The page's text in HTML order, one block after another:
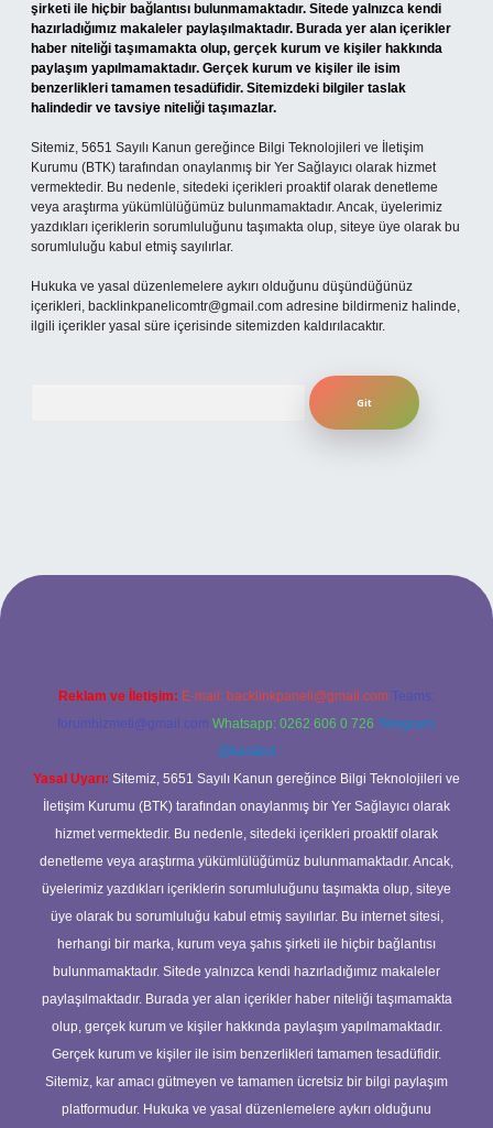
şirketi ile hiçbir bağlantısı bulunmamaktadır. Sitede yalnızca kendi
hazırladığımız makaleler paylaşılmaktadır. Burada yer alan içerikler
haber niteliği taşımamakta olup, gerçek kurum ve kişiler hakkında
paylaşım yapılmamaktadır. Gerçek kurum ve kişiler ile isim
benzerlikleri tamamen tesadüfidir. Sitemizdeki bilgiler taslak
halindedir ve tavsiye niteliği taşımazlar.
Sitemiz, 5651 Sayılı Kanun gereğince Bilgi Teknolojileri ve İletişim
Kurumu (BTK) tarafından onaylanmış bir Yer Sağlayıcı olarak hizmet
vermektedir. Bu nedenle, sitedeki içerikleri proaktif olarak denetleme
veya araştırma yükümlülüğümüz bulunmamaktadır. Ancak, üyelerimiz
yazdıkları içeriklerin sorumluluğunu taşımakta olup, siteye üye olarak bu
sorumluluğu kabul etmiş sayılırlar.
Hukuka ve yasal düzenlemelere aykırı olduğunu düşündüğünüz
içerikleri, backlinkpanelicomtr@gmail.com adresine bildirmeniz halinde,
ilgili içerikler yasal süre içerisinde sitemizden kaldırılacaktır.
giriş
Reklam ve İletişim: E-mail: backlinkpaneli@gmail.com Teams:
forumhizmeti@gmail.com Whatsapp: 0262 606 0 726 Telegram:
@karabul
Yasal Uyarı: Sitemiz, 5651 Sayılı Kanun gereğince Bilgi Teknolojileri ve
İletişim Kurumu (BTK) tarafından onaylanmış bir Yer Sağlayıcı olarak
hizmet vermektedir. Bu nedenle, sitedeki içerikleri proaktif olarak
denetleme veya araştırma yükümlülüğümüz bulunmamaktadır. Ancak,
üyelerimiz yazdıkları içeriklerin sorumluluğunu taşımakta olup, siteye
üye olarak bu sorumluluğu kabul etmiş sayılırlar. Bu internet sitesi,
herhangi bir marka, kurum veya şahıs şirketi ile hiçbir bağlantısı
bulunmamaktadır. Sitede yalnızca kendi hazırladığımız makaleler
paylaşılmaktadır. Burada yer alan içerikler haber niteliği taşımamakta
olup, gerçek kurum ve kişiler hakkında paylaşım yapılmamaktadır.
Gerçek kurum ve kişiler ile isim benzerlikleri tamamen tesadüfidir.
Sitemiz, kar amacı gütmeyen ve tamamen ücretsiz bir bilgi paylaşım
platformudur. Hukuka ve yasal düzenlemelere aykırı olduğunu